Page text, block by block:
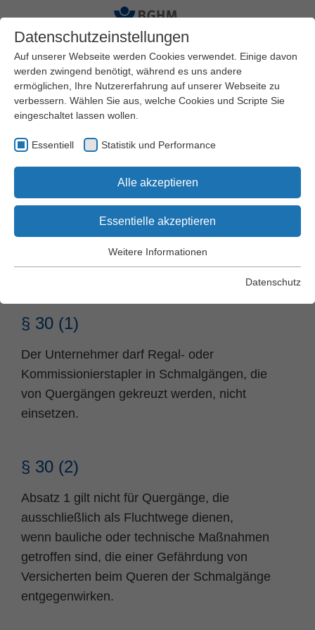
Startseite
Arbeitssicherheit und Gesundheitsschutz
Schriften und Regelwerk
DGUV Vorschriften
DGUV Vorschrift 68
DGUV Vorschrift
68 "Flurförderzeuge"
§ 30 Quergänge
§ 30 (1)
Der Unternehmer darf Regal- oder
Kommissionierstapler in Schmalgängen, die
von Quergängen gekreuzt werden, nicht
einsetzen.
§ 30 (2)
Absatz 1 gilt nicht für Quergänge, die
ausschließlich als Fluchtwege dienen,
wenn bauliche oder technische Maßnahmen
getroffen sind, die einer Gefährdung von
Versicherten beim Queren der Schmalgänge
entgegenwirken.
Datenschutzeinstellungen
Auf unserer Webseite werden Cookies verwendet. Einige davon
werden zwingend benötigt, während es uns andere
ermöglichen, Ihre Nutzererfahrung auf unserer Webseite zu
verbessern. Wählen Sie aus, welche Cookies und Scripte Sie
eingeschaltet lassen wollen.
Essentiell Statistik und Performance
Alle akzeptieren
Essentielle akzeptieren
Essentielle Cookies werden für grundlegende Funktionen der
Webseite einwandfrei funktioniert.
Anbieter TYPO3
Laufzeit Session
Zweck
geschützten Bereichen zu gewähren.
Name PHPSESSID
Anbieter php
Statistik und Performance
Weitere Informationen
Datenschutz